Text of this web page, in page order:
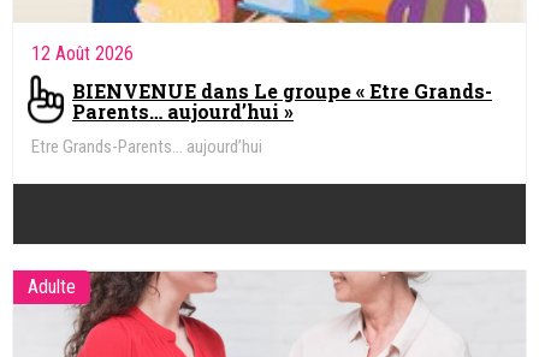
12 Août 2026
BIENVENUE dans Le groupe « Etre Grands-
Parents… aujourd’hui »
Etre Grands-Parents… aujourd’hui
Adulte